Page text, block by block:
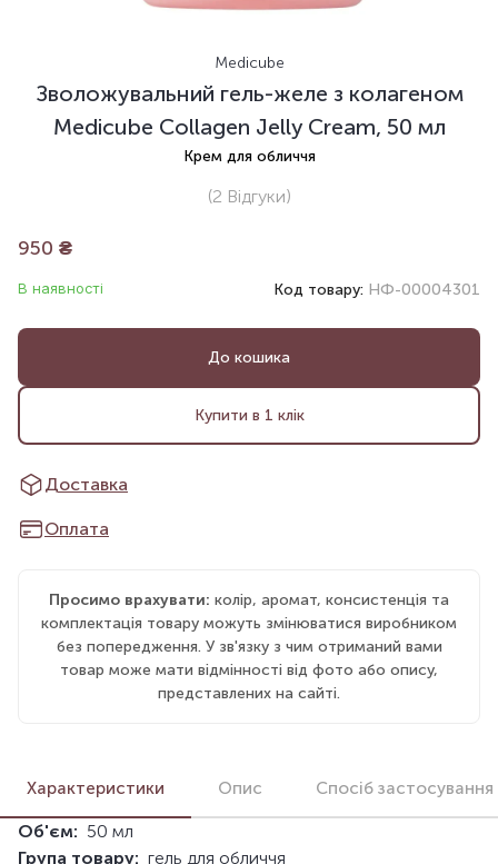
Medicube
Зволожувальний гель-желе з колагеном
Medicube Collagen Jelly Cream, 50 мл
Крем для обличчя
(2 Відгуки)
950 ₴
В наявності Код товару: НФ-00004301
До кошика
Купити в 1 клік
Доставка
Оплата
Просимо врахувати: колір, аромат, консистенція та
комплектація товару можуть змінюватися виробником
без попередження. У зв'язку з чим отриманий вами
товар може мати відмінності від фото або опису,
представлених на сайті.
Характеристики Опис Спосіб застосування
Об'єм: 50 мл
Група товару: гель для обличчя